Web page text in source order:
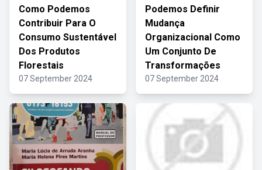
Como Podemos
Contribuir Para O
Consumo Sustentável
Dos Produtos
Florestais
07 September 2024
Podemos Definir
Mudança
Organizacional Como
Um Conjunto De
Transformações
07 September 2024